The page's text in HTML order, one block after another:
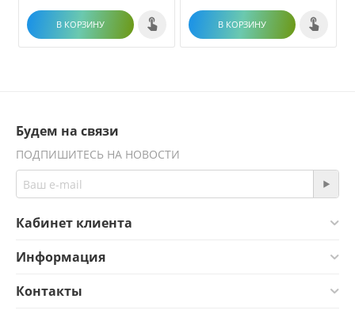
В КОРЗИНУ В КОРЗИНУ
Будем на связи
ПОДПИШИТЕСЬ НА НОВОСТИ
Кабинет клиента
Информация
Контакты